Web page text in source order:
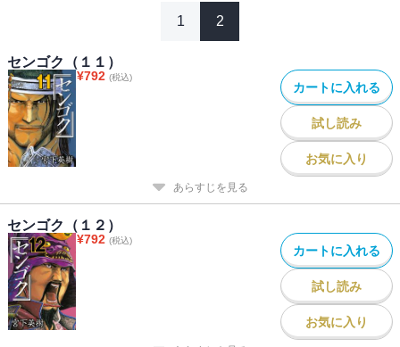
1 2
センゴク（１１）
¥792 (税込)
カートに入れる
試し読み
お気に入り
あらすじを見る
センゴク（１２）
¥792 (税込)
カートに入れる
試し読み
お気に入り